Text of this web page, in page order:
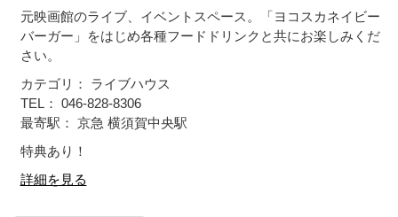
元映画館のライブ、イベントスペース。「ヨコスカネイビー
バーガー」をはじめ各種フードドリンクと共にお楽しみくだ
さい。
カテゴリ： ライブハウス
TEL： 046-828-8306
最寄駅： 京急 横須賀中央駅
特典あり！
詳細を見る